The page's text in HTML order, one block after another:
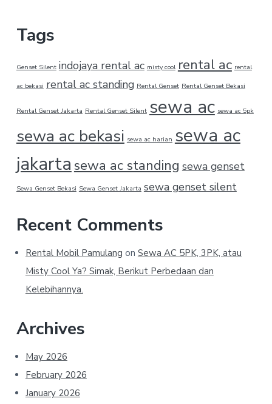
Tags
Genset Silent indojaya rental ac misty cool rental ac rental
ac bekasi rental ac standing Rental Genset Rental Genset Bekasi
Rental Genset Jakarta Rental Genset Silent sewa ac sewa ac 5pk
sewa ac bekasi sewa ac harian sewa ac
jakartasewa ac standing sewa genset
Sewa Genset Bekasi Sewa Genset Jakarta sewa genset silent
Recent Comments
Rental Mobil Pamulang on Sewa AC 5PK, 3PK, atau
Misty Cool Ya? Simak, Berikut Perbedaan dan
Kelebihannya.
Archives
May 2026
February 2026
January 2026